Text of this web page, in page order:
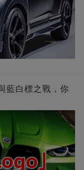
藍白標之戰，你